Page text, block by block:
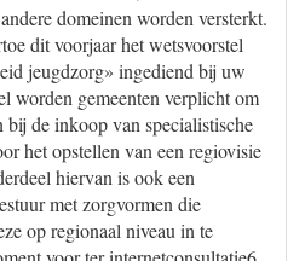
domeinen worden versterkt.
dit voorjaar het wetsvoorstel
jeugdzorg» ingediend bij uw
worden gemeenten verplicht om
bij de inkoop van specialistische
het opstellen van een regiovisie
hiervan is ook een
met zorgvormen die
op regionaal niveau in te